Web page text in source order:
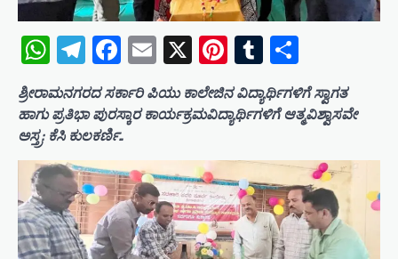
WhatsApp
Telegram
Facebook
Email
X Pinterest
Tumblr
ಶ್ರೀರಾಮನಗರದ ಸರ್ಕಾರಿ ಪಿಯು ಕಾಲೇಜಿನ ವಿದ್ಯಾರ್ಥಿಗಳಿಗೆ ಸ್ವಾಗತ
ಹಾಗು ಪ್ರತಿಭಾ ಪುರಸ್ಕಾರ ಕಾರ್ಯಕ್ರಮವಿದ್ಯಾರ್ಥಿಗಳಿಗೆ ಆತ್ಮವಿಶ್ವಾಸವೇ
ಅಸ್ತ್ರ: ಕೆಸಿ ಕುಲಕರ್ಣಿ..